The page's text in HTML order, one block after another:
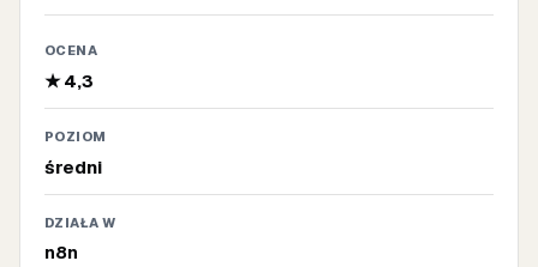
OCENA
★ 4,3
POZIOM
średni
DZIAŁA W
n8n